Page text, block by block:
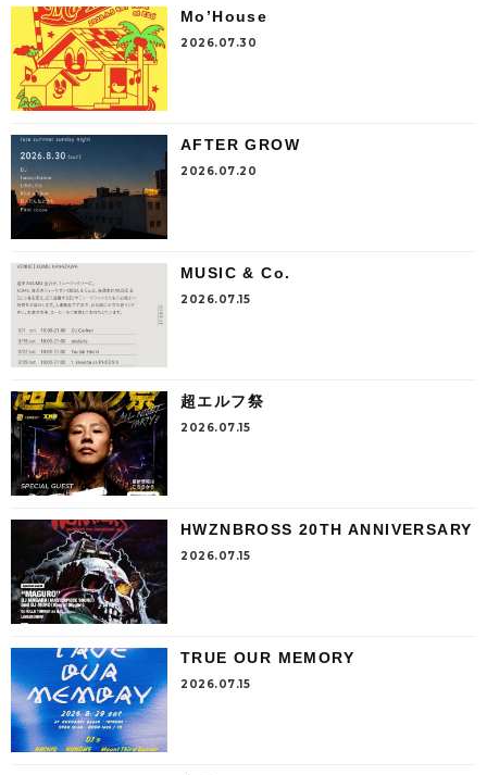
Mo’House
2026.07.30
AFTER GROW
2026.07.20
MUSIC & Co.
2026.07.15
超エルフ祭
2026.07.15
HWZNBROSS 20TH ANNIVERSARY
2026.07.15
TRUE OUR MEMORY
2026.07.15